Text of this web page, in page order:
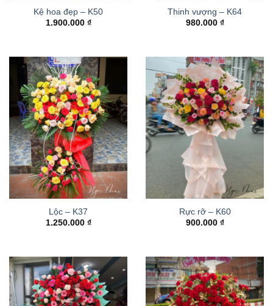
Kệ hoa đẹp – K50
1.900.000 ₫
Thinh vượng – K64
980.000 ₫
Lộc – K37
1.250.000 ₫
Rực rỡ – K60
900.000 ₫